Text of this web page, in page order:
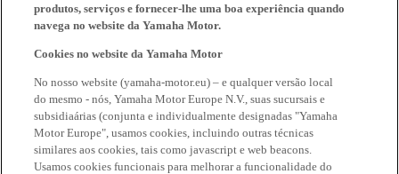
produtos, serviços e fornecer-lhe uma boa experiência quando
navega no website da Yamaha Motor.
Cookies no website da Yamaha Motor
No nosso website (yamaha-motor.eu) – e qualquer versão local
do mesmo - nós, Yamaha Motor Europe N.V., suas sucursais e
subsidiaárias (conjunta e individualmente designadas "Yamaha
Motor Europe", usamos cookies, incluindo outras técnicas
similares aos cookies, tais como javascript e web beacons.
Usamos cookies funcionais para melhorar a funcionalidade do